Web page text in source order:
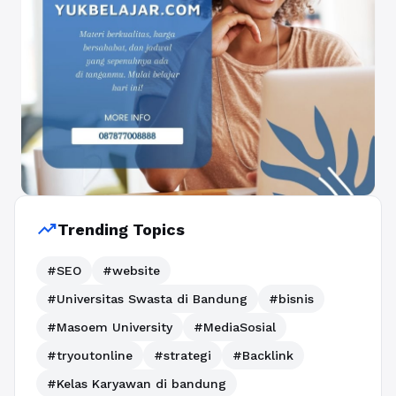
trending_upTrending Topics
#SEO
#website
#Universitas Swasta di Bandung
#bisnis
#Masoem University
#MediaSosial
#tryoutonline
#strategi
#Backlink
#Kelas Karyawan di bandung